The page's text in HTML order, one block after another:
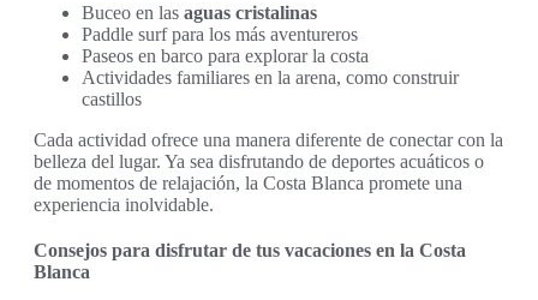
Buceo en las aguas cristalinas
Paddle surf para los más aventureros
Paseos en barco para explorar la costa
Actividades familiares en la arena, como construir
castillos
Cada actividad ofrece una manera diferente de conectar con la
belleza del lugar. Ya sea disfrutando de deportes acuáticos o
de momentos de relajación, la Costa Blanca promete una
experiencia inolvidable.
Consejos para disfrutar de tus vacaciones en la Costa
Blanca